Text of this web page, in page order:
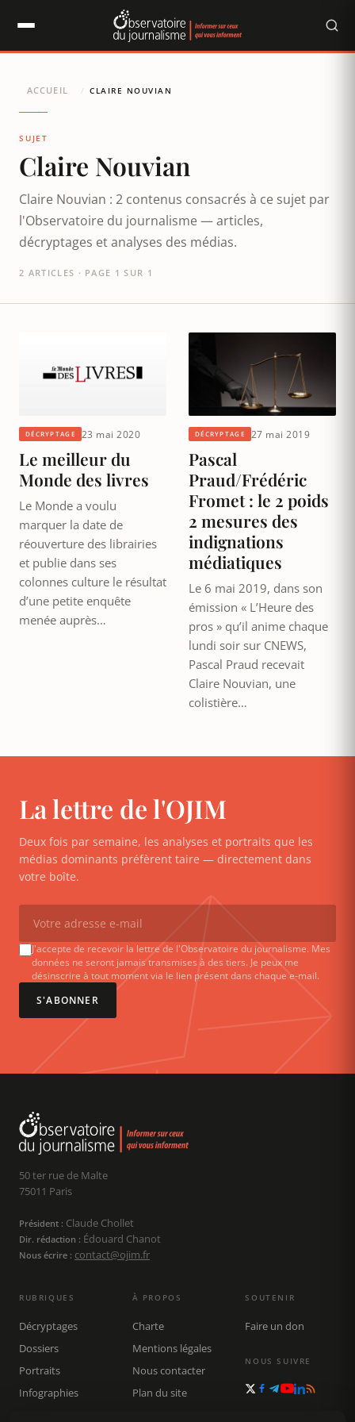
ACCUEIL / CLAIRE NOUVIAN
SUJET
Claire Nouvian
Claire Nouvian : 2 contenus consacrés à ce sujet par
l'Observatoire du journalisme — articles,
décryptages et analyses des médias.
2 ARTICLES · PAGE 1 SUR 1
DÉCRYPTAGE 23 mai 2020
Le meilleur du
Monde des livres
Le Monde a voulu
marquer la date de
réouverture des librairies
et publie dans ses
colonnes culture le résultat
d’une petite enquête
menée auprès…
DÉCRYPTAGE 27 mai 2019
Pascal
Praud/Frédéric
Fromet : le 2 poids
2 mesures des
indignations
médiatiques
Le 6 mai 2019, dans son
émission « L’Heure des
pros » qu’il anime chaque
lundi soir sur CNEWS,
Pascal Praud recevait
Claire Nouvian, une
colistière…
La lettre de l'OJIM
Deux fois par semaine, les analyses et portraits que les
médias dominants préfèrent taire — directement dans
votre boîte.
J'accepte de recevoir la lettre de l'Observatoire du journalisme. Mes
données ne seront jamais transmises à des tiers. Je peux me
désinscrire à tout moment via le lien présent dans chaque e-mail.
S'ABONNER
50 ter rue de Malte
75011 Paris
Président : Claude Chollet
Dir. rédaction : Édouard Chanot
Nous écrire : contact@ojim.fr
RUBRIQUES
Décryptages
Dossiers
Portraits
Infographies
À PROPOS
Charte
Mentions légales
Nous contacter
Plan du site
SOUTENIR
Faire un don
NOUS SUIVRE
Panneau de gestion des cookies